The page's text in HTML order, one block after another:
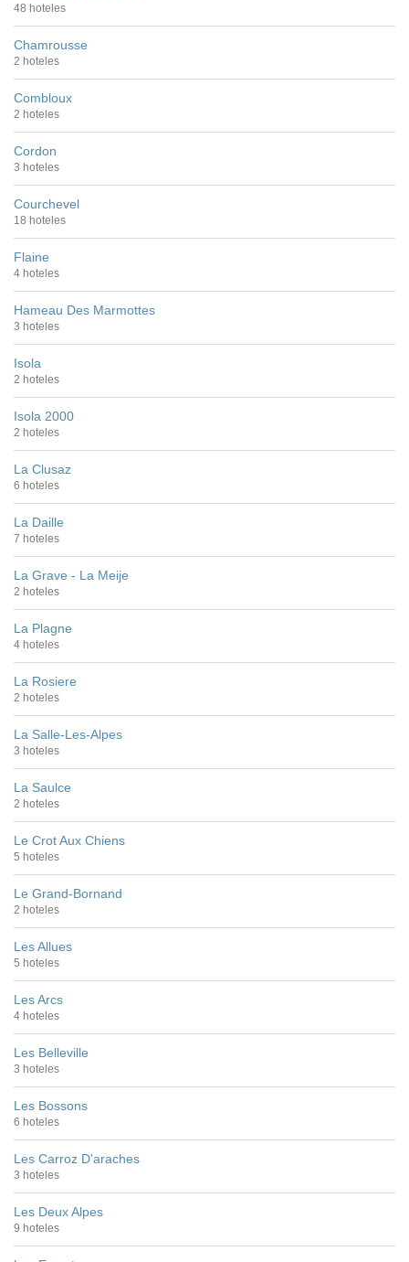
48 hoteles
Chamrousse
2 hoteles
Combloux
2 hoteles
Cordon
3 hoteles
Courchevel
18 hoteles
Flaine
4 hoteles
Hameau Des Marmottes
3 hoteles
Isola
2 hoteles
Isola 2000
2 hoteles
La Clusaz
6 hoteles
La Daille
7 hoteles
La Grave - La Meije
2 hoteles
La Plagne
4 hoteles
La Rosiere
2 hoteles
La Salle-Les-Alpes
3 hoteles
La Saulce
2 hoteles
Le Crot Aux Chiens
5 hoteles
Le Grand-Bornand
2 hoteles
Les Allues
5 hoteles
Les Arcs
4 hoteles
Les Belleville
3 hoteles
Les Bossons
6 hoteles
Les Carroz D'araches
3 hoteles
Les Deux Alpes
9 hoteles